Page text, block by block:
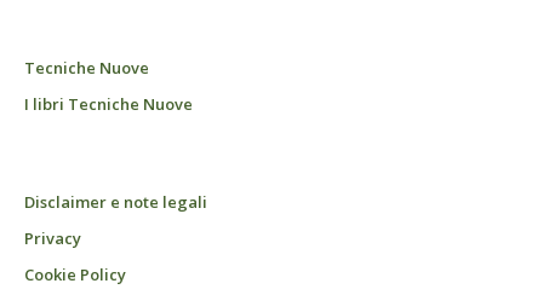
Tecniche Nuove
I libri Tecniche Nuove
Disclaimer e note legali
Privacy
Cookie Policy